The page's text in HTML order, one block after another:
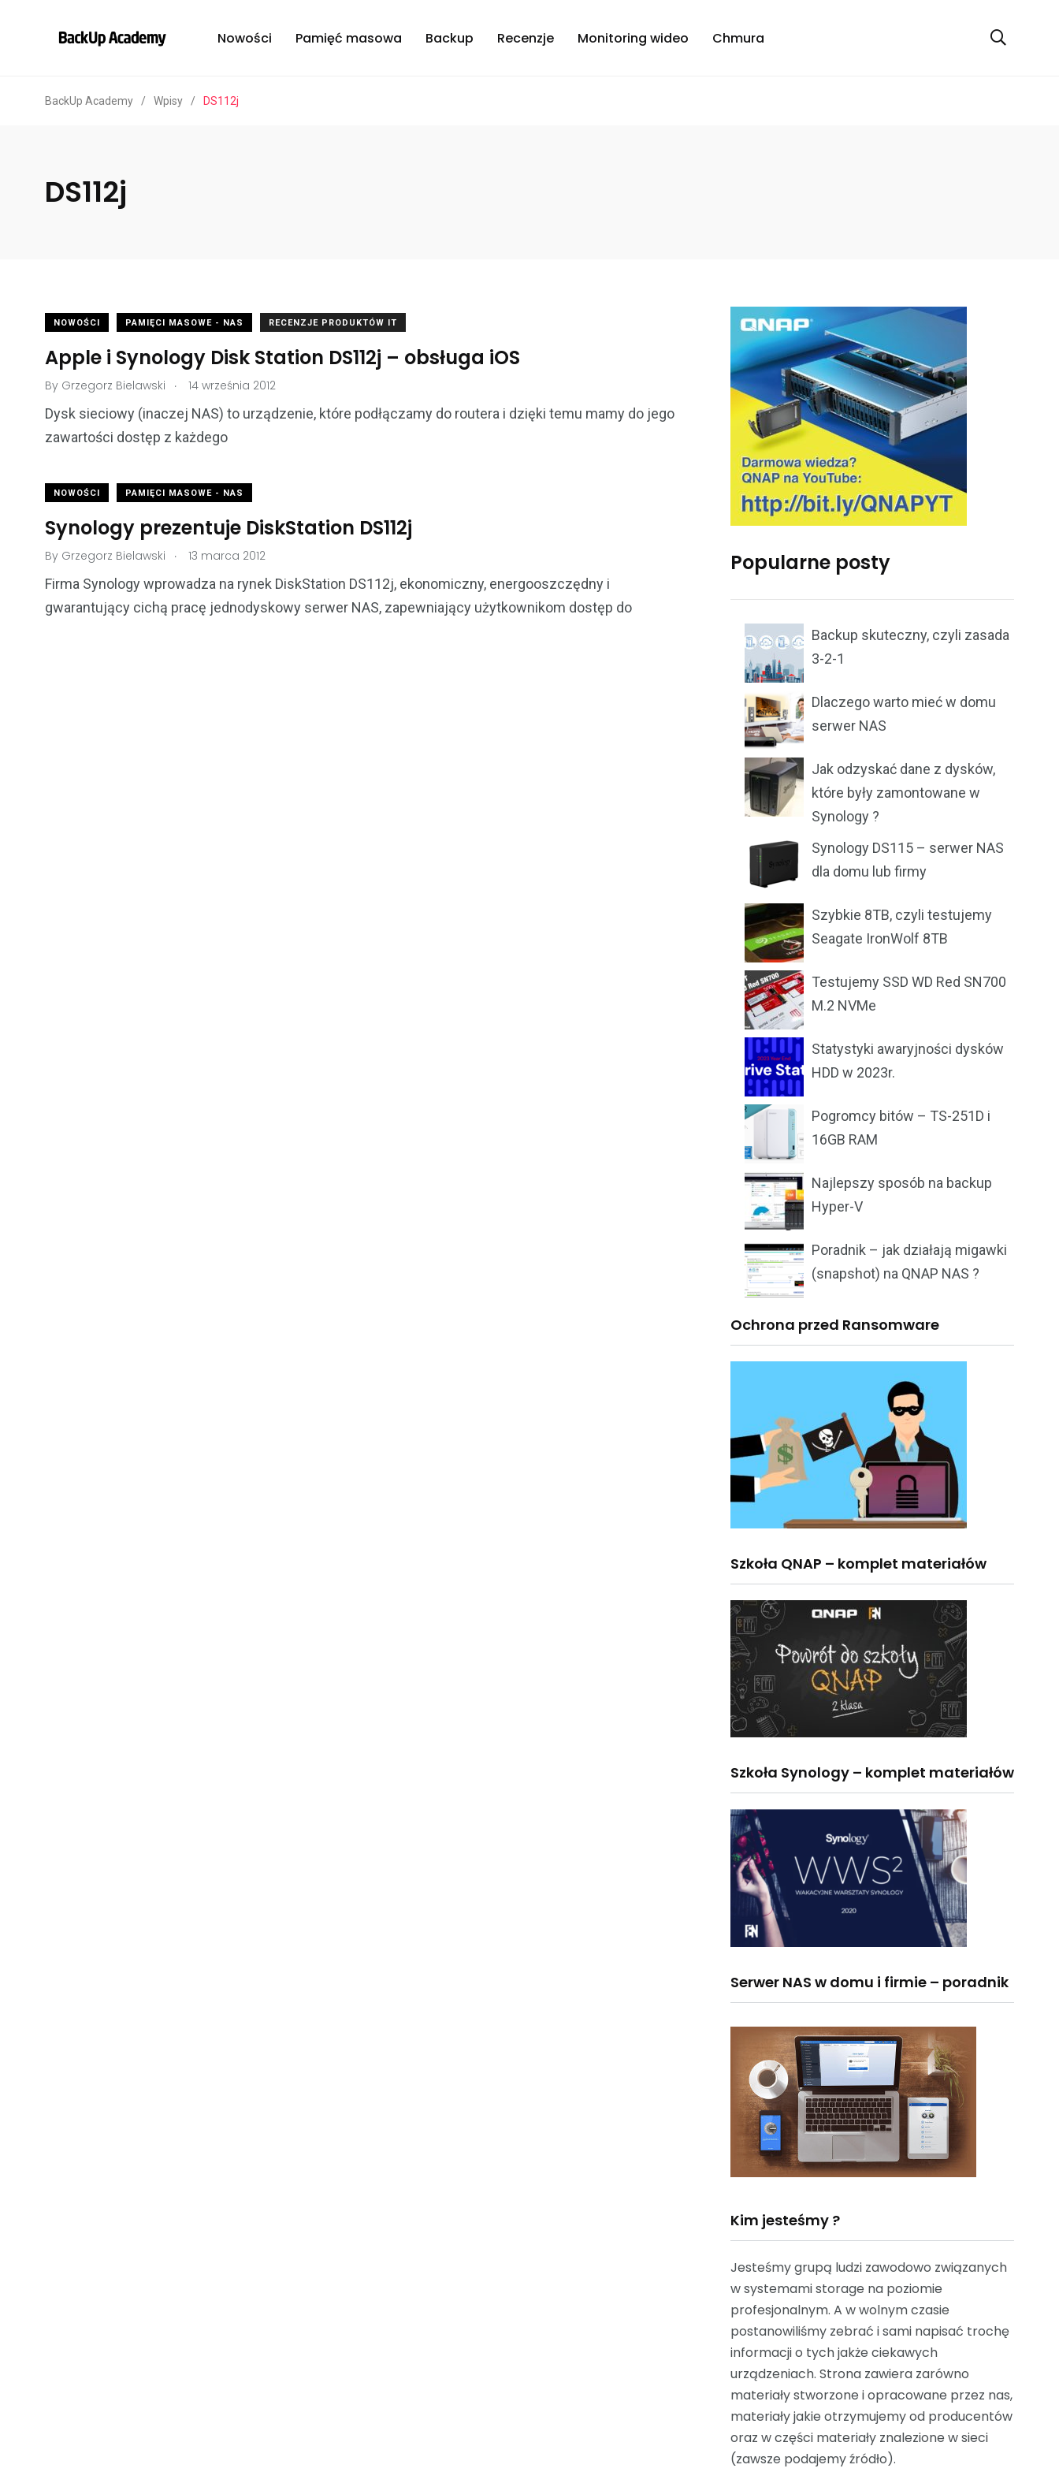
Nowości Pamięć masowa Backup Recenzje Monitoring wideo Chmura
BackUp Academy / Wpisy / DS112j
DS112j
NOWOŚCI PAMIĘCI MASOWE - NAS RECENZJE PRODUKTÓW IT
Apple i Synology Disk Station DS112j – obsługa iOS
By Grzegorz Bielawski . 14 września 2012
Dysk sieciowy (inaczej NAS) to urządzenie, które podłączamy do routera i dzięki temu mamy do jego
zawartości dostęp z każdego
NOWOŚCI PAMIĘCI MASOWE - NAS
Synology prezentuje DiskStation DS112j
By Grzegorz Bielawski . 13 marca 2012
Firma Synology wprowadza na rynek DiskStation DS112j, ekonomiczny, energooszczędny i
gwarantujący cichą pracę jednodyskowy serwer NAS, zapewniający użytkownikom dostęp do
Popularne posty
Backup skuteczny, czyli zasada
3-2-1
Dlaczego warto mieć w domu
serwer NAS
Jak odzyskać dane z dysków,
które były zamontowane w
Synology ?
Synology DS115 – serwer NAS
dla domu lub firmy
Szybkie 8TB, czyli testujemy
Seagate IronWolf 8TB
Testujemy SSD WD Red SN700
M.2 NVMe
Statystyki awaryjności dysków
HDD w 2023r.
Pogromcy bitów – TS-251D i
16GB RAM
Najlepszy sposób na backup
Hyper-V
Poradnik – jak działają migawki
(snapshot) na QNAP NAS ?
Ochrona przed Ransomware
Szkoła QNAP – komplet materiałów
Szkoła Synology – komplet materiałów
Serwer NAS w domu i firmie – poradnik
Kim jesteśmy ?
Jesteśmy grupą ludzi zawodowo związanych
w systemami storage na poziomie
profesjonalnym. A w wolnym czasie
postanowiliśmy zebrać i sami napisać trochę
informacji o tych jakże ciekawych
urządzeniach. Strona zawiera zarówno
materiały stworzone i opracowane przez nas,
materiały jakie otrzymujemy od producentów
oraz w części materiały znalezione w sieci
(zawsze podajemy źródło).